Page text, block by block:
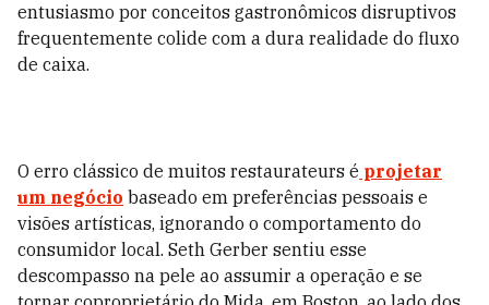
entusiasmo por conceitos gastronômicos disruptivos
frequentemente colide com a dura realidade do fluxo
de caixa.
O erro clássico de muitos restaurateurs é projetar
um negócio baseado em preferências pessoais e
visões artísticas, ignorando o comportamento do
consumidor local. Seth Gerber sentiu esse
descompasso na pele ao assumir a operação e se